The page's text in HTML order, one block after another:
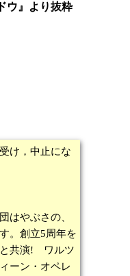
ウ』より抜粋
け，中止にな
はやぶさの、
。創立5周年を
と共演! ワルツ
ーン・オペレ